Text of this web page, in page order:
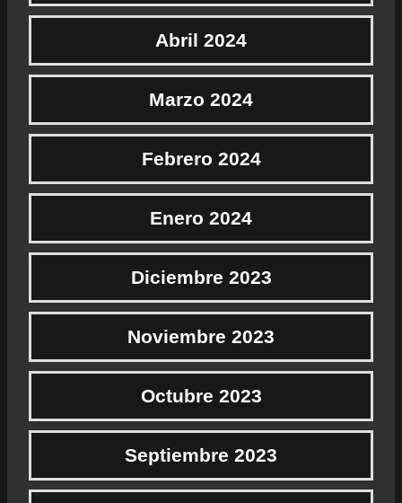
Abril 2024
Marzo 2024
Febrero 2024
Enero 2024
Diciembre 2023
Noviembre 2023
Octubre 2023
Septiembre 2023